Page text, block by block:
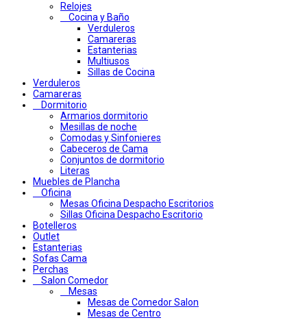
Relojes
Cocina y Baño
Verduleros
Camareras
Estanterias
Multiusos
Sillas de Cocina
Verduleros
Camareras
Dormitorio
Armarios dormitorio
Mesillas de noche
Comodas y Sinfonieres
Cabeceros de Cama
Conjuntos de dormitorio
Literas
Muebles de Plancha
Oficina
Mesas Oficina Despacho Escritorios
Sillas Oficina Despacho Escritorio
Botelleros
Outlet
Estanterias
Sofas Cama
Perchas
Salon Comedor
Mesas
Mesas de Comedor Salon
Mesas de Centro